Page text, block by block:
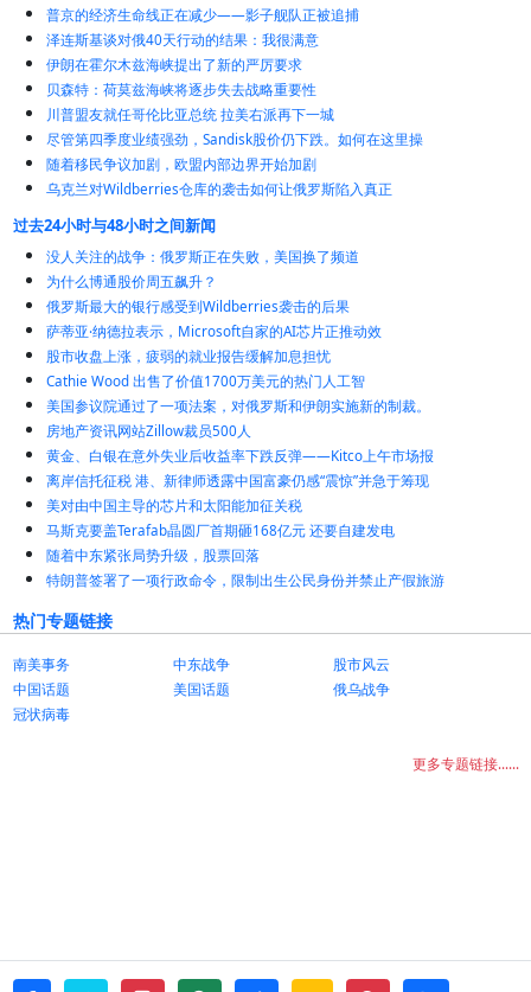
普京的经济生命线正在减少——影子舰队正被追捕
泽连斯基谈对俄40天行动的结果：我很满意
伊朗在霍尔木兹海峡提出了新的严厉要求
贝森特：荷莫兹海峡将逐步失去战略重要性
川普盟友就任哥伦比亚总统 拉美右派再下一城
尽管第四季度业绩强劲，Sandisk股价仍下跌。如何在这里操
随着移民争议加剧，欧盟内部边界开始加剧
乌克兰对Wildberries仓库的袭击如何让俄罗斯陷入真正
过去24小时与48小时之间新闻
没人关注的战争：俄罗斯正在失败，美国换了频道
为什么博通股价周五飙升？
俄罗斯最大的银行感受到Wildberries袭击的后果
萨蒂亚·纳德拉表示，Microsoft自家的AI芯片正推动效
股市收盘上涨，疲弱的就业报告缓解加息担忧
Cathie Wood 出售了价值1700万美元的热门人工智
美国参议院通过了一项法案，对俄罗斯和伊朗实施新的制裁。
房地产资讯网站Zillow裁员500人
黄金、白银在意外失业后收益率下跌反弹——Kitco上午市场报
离岸信托征税 港、新律师透露中国富豪仍感“震惊”并急于筹现
美对由中国主导的芯片和太阳能加征关税
马斯克要盖Terafab晶圆厂首期砸168亿元 还要自建发电
随着中东紧张局势升级，股票回落
特朗普签署了一项行政命令，限制出生公民身份并禁止产假旅游
热门专题链接
南美事务 中东战争
股市风云
中国话题
美国话题
俄乌战争
冠状病毒
更多专题链接......